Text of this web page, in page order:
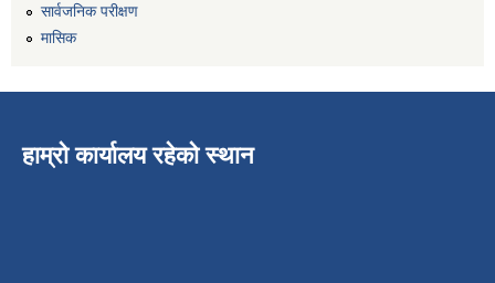
सार्वजनिक परीक्षण
मासिक
हाम्रो कार्यालय रहेको स्थान